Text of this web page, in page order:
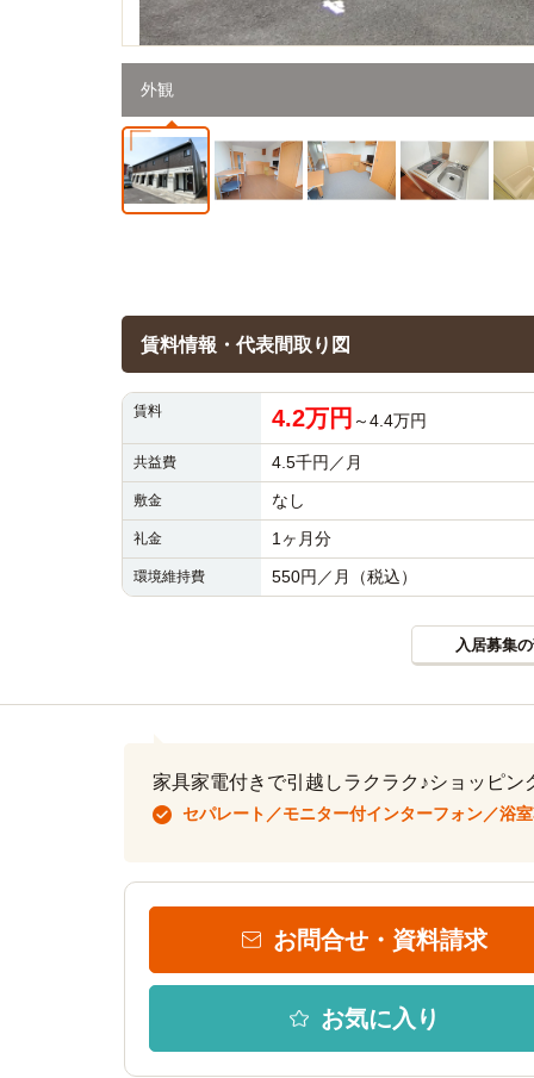
外観
賃料情報・代表間取り図
賃料 4.2万円 ～4.4万円
共益費 4.5千円／月
敷金 なし
礼金 1ヶ月分
環境維持費 550円／月（税込）
入居募集
家具家電付きで引越しラクラク♪ショッピ
セパレート／モニター付インターフォン／浴
お問合せ・資料請求
お気に入り